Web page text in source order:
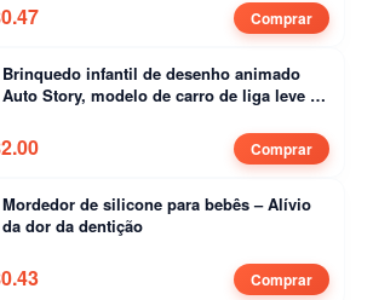
0.47 Comprar
Brinquedo infantil de desenho animado
Auto Story, modelo de carro de liga leve de
2.00 Comprar
Mordedor de silicone para bebês – Alívio
da dor da dentição
0.43 Comprar